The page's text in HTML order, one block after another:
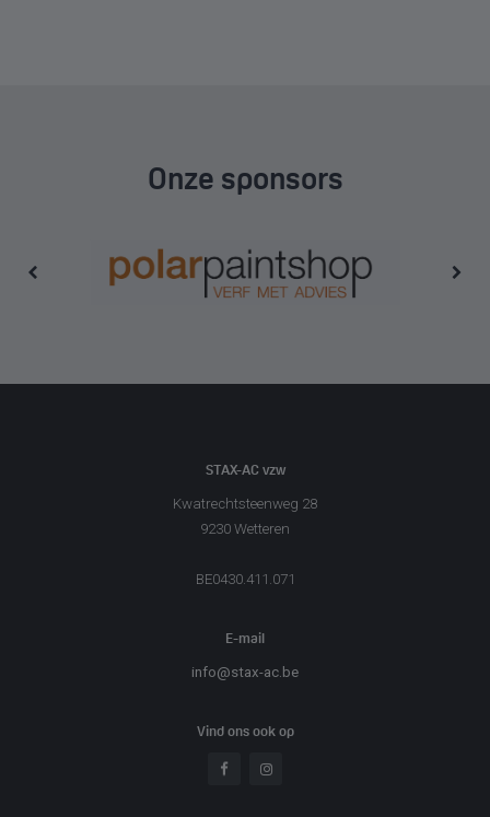
Onze sponsors
STAX-AC vzw
Kwatrechtsteenweg 28
9230 Wetteren
BE0430.411.071
E-mail
info@stax-ac.be
Vind ons ook op